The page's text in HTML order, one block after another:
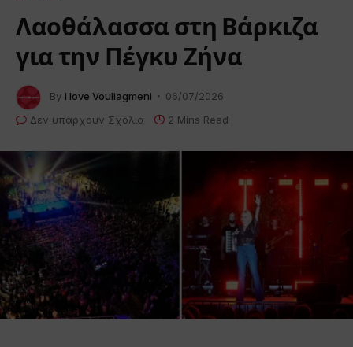
Λαοθάλασσα στη Βάρκιζα
για την Πέγκυ Ζήνα
By I love Vouliagmeni
06/07/2026
Δεν υπάρχουν Σχόλια
2 Mins Read